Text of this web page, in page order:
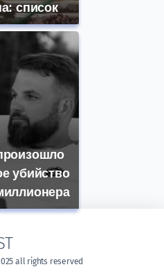
список
убийство
all rights reserved